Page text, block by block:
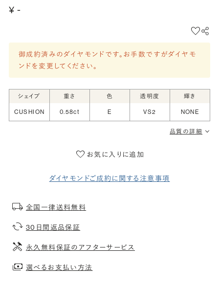
¥ -
御成約済みのダイヤモンドです。お手数ですがダイヤモ
ンドを変更してください。
シェイプ 重さ 色 透明度 輝き
CUSHION 0.58ct E VS2 NONE
品質の詳細
お気に入りに追加
ダイヤモンドご成約に関する注意事項
全国一律送料無料
30日間返品保証
永久無料保証のアフターサービス
選べるお支払い方法